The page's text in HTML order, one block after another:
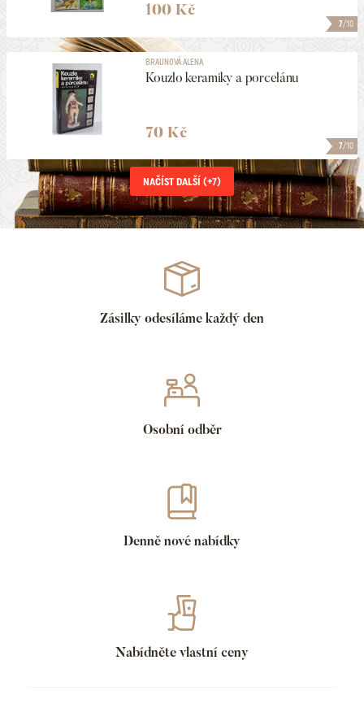
7/10
100 Kč
7/10
BRAUNOVÁ ALENA
Kouzlo keramiky a porcelánu
70 Kč
NAČÍST DALŠÍ (+7)
Zásilky odesíláme každý den
Osobní odběr
Denně nové nabídky
Nabídněte vlastní ceny